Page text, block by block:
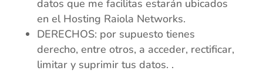
datos que me facilitas estarán ubicados
en el Hosting Raiola Networks.
DERECHOS: por supuesto tienes
derecho, entre otros, a acceder, rectificar,
limitar y suprimir tus datos. .